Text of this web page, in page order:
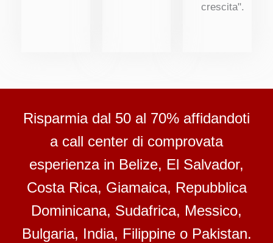
crescita".
Risparmia dal 50 al 70% affidandoti
a call center di comprovata
esperienza in Belize, El Salvador,
Costa Rica, Giamaica, Repubblica
Dominicana, Sudafrica, Messico,
Bulgaria, India, Filippine o Pakistan.